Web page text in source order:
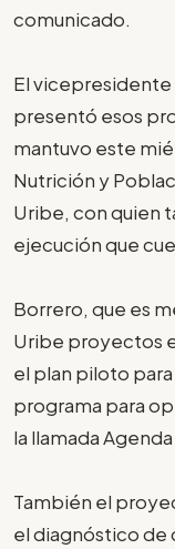
comunicado.
El
presentó esos
mantuvo este
Nutrición y
Uribe, con quien
ejecución que
Borrero, que es
Uribe proyectos
el plan piloto
programa para
la llamada
También el
el diagnóstico de